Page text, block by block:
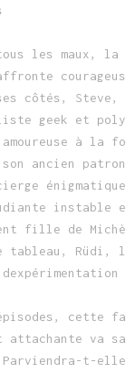
les maux, la
côtés, Steve,
geek et
à la
ancien
instable
fille de
tableau, Rüdi,
cette
attachante va
t-